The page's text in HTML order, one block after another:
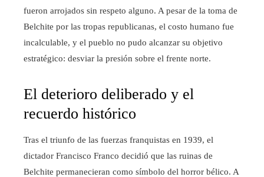
fueron arrojados sin respeto alguno. A pesar de la toma de
Belchite por las tropas republicanas, el costo humano fue
incalculable, y el pueblo no pudo alcanzar su objetivo
estratégico: desviar la presión sobre el frente norte.
El deterioro deliberado y el
recuerdo histórico
Tras el triunfo de las fuerzas franquistas en 1939, el
dictador Francisco Franco decidió que las ruinas de
Belchite permanecieran como símbolo del horror bélico. A